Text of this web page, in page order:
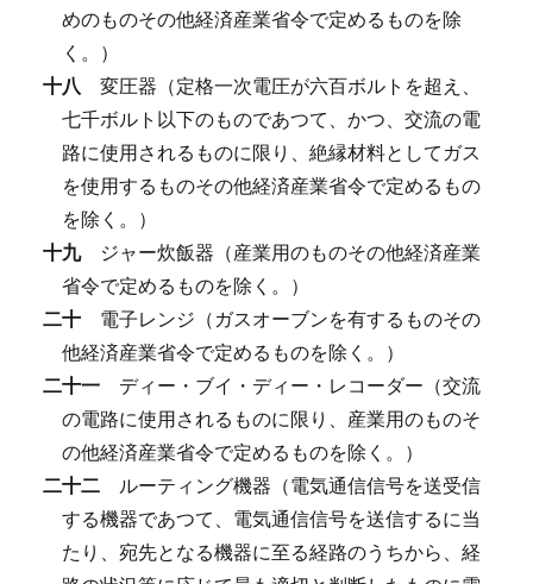
めのものその他経済産業省令で定めるものを除
く。）
十八 変圧器（定格一次電圧が六百ボルトを超え、
七千ボルト以下のものであつて、かつ、交流の電
路に使用されるものに限り、絶縁材料としてガス
を使用するものその他経済産業省令で定めるもの
を除く。）
十九 ジャー炊飯器（産業用のものその他経済産業
省令で定めるものを除く。）
二十 電子レンジ（ガスオーブンを有するものその
他経済産業省令で定めるものを除く。）
二十一 ディー・ブイ・ディー・レコーダー（交流
の電路に使用されるものに限り、産業用のものそ
の他経済産業省令で定めるものを除く。）
二十二 ルーティング機器（電気通信信号を送受信
する機器であつて、電気通信信号を送信するに当
たり、宛先となる機器に至る経路のうちから、経